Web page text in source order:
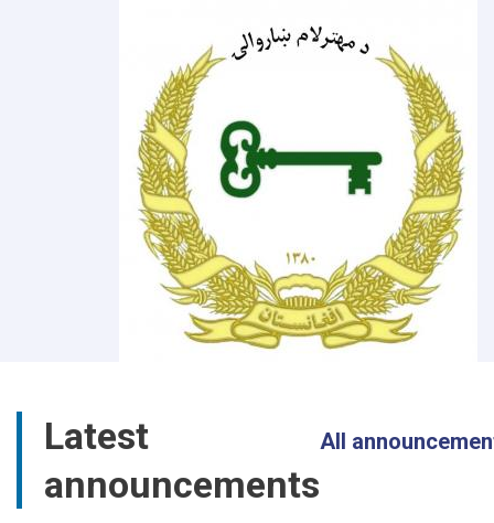
Latest
announcements
All